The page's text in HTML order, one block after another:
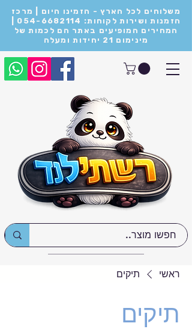
משלוחים לכל הארץ - הזמינו היום | מרכז
המחירים המופיעים באתר הם לכמות של
מינימום 21 יחידות ומעלה
ראשי תיקים
תיקים